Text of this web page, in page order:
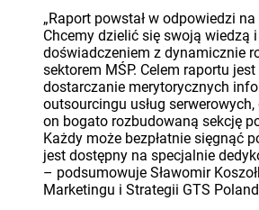
„Raport powstał w odpowiedzi
Chcemy dzielić się swoją wiedzą i
doświadczeniem z dynamicznie
sektorem MŚP. Celem raportu
dostarczanie merytorycznych
outsourcingu usług
on bogato rozbudowaną sekcję
Każdy może bezpłatnie sięgnąć
jest dostępny na specjalnie
– podsumowuje Sławomir
Marketingu i Strategii GTS